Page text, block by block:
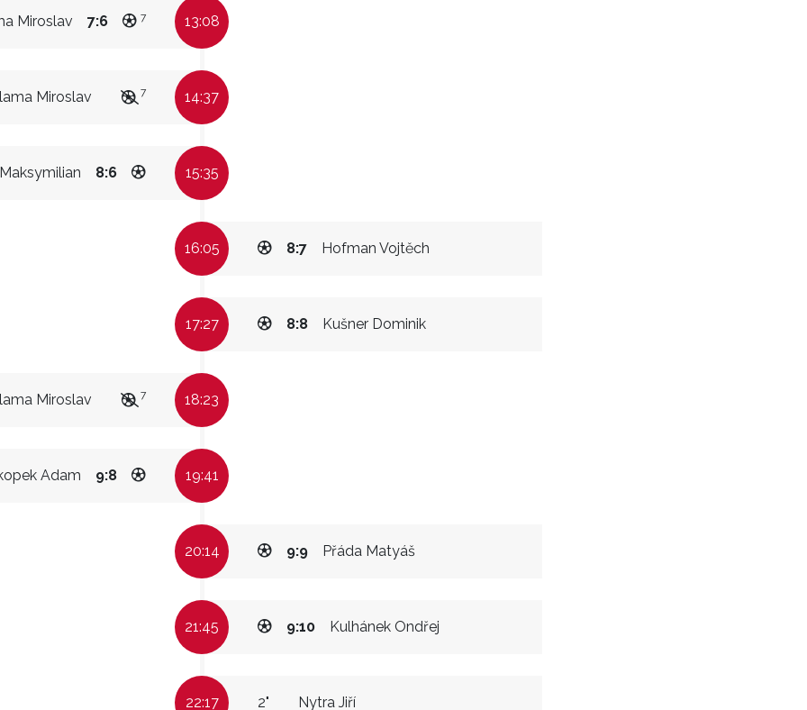
Miroslav 7:6 7 13:08
Miroslav 7 14:37
8:6 15:35
16:05 Hofman Vojtěch
8:7
17:27 Kušner Dominik
8:8
Miroslav 7 18:23
Adam 9:8 19:41
20:14 Přáda Matyáš
9:9
21:45 Kulhánek Ondřej
9:10
22:17 Nytra Jiří
2"